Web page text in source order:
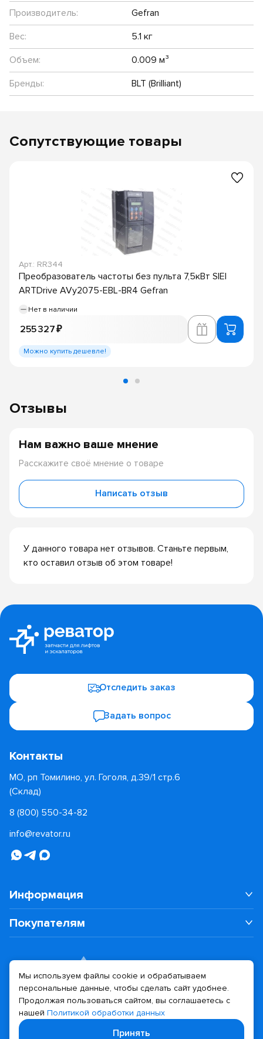
Производитель:
Gefran
Вес:
5.1 кг
Объем:
0.009 м³
Бренды:
BLT (Brilliant)
Сопутствующие товары
Арт.: RR344
Преобразователь частоты без пульта 7,5кВт SIEI
ARTDrive AVy2075-EBL-BR4 Gefran
Нет в наличии
255 327 ₽
Можно купить дешевле!
Отзывы
У данного товара нет отзывов. Станьте первым,
кто оставил отзыв об этом товаре!
Нам важно ваше мнение
Расскажите своё мнение о товаре
Написать отзыв
Отследить заказ
Задать вопрос
Контакты
МО, рп Томилино, ул. Гоголя, д.39/1 стр.6
(Склад)
8 (800) 550-34-82
info@revator.ru
Информация
Покупателям
Дизайн сайта Разработка сайта
Мы используем файлы cookie и обрабатываем
персональные данные, чтобы сделать сайт удобнее.
Продолжая пользоваться сайтом, вы соглашаетесь с
нашей Политикой обработки данных
Принять